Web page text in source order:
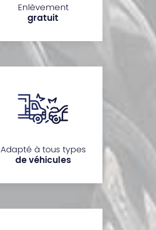
Enlèvement
gratuit
Adapté à tous types
de véhicules